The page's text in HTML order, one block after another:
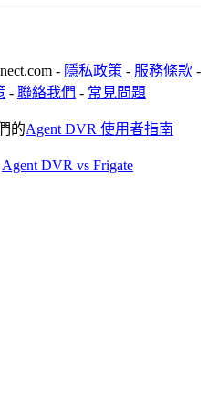
- 隱私政策 - 服務條款 -
- 聯絡我們 - 常見問題
的Agent DVR 使用者指南
Agent DVR vs Frigate